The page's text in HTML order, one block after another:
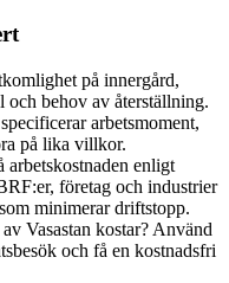
på innergård,
och behov av återställning.
arbetsmoment,
på lika villkor.
enligt
företag och industrier
minimerar driftstopp.
Vasastan kostar? Använd
och få en kostnadsfri